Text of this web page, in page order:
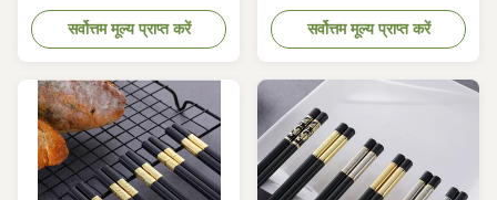
reusable chopsticks Product
Description 1. Material:
Compounded by Polymer
Totao length: 24,27,27.2cm 3.
Color: Black 4. Carton size:
410*310*370MM 5. Packing:
10pr/bag, 10bags/box,
10boxes/CTN 6. Items ...
सर्वोत्तम मूल्य प्राप्त करें
japanese alloy chopstick set,
non slip, premium quality hotel
Product Description PREMIUM
and polymer, which are heat-
resistant, non-toxic, healthy and
environment-friendly. They
serve as a perfect substitute for
...
सर्वोत्तम मूल्य प्राप्त करें